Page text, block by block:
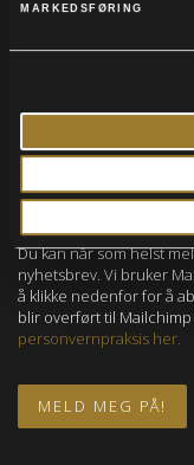
MARKEDSFØRING
ETTERNAVN
Du kan når som helst
nyhetsbrev. Vi bruker
å klikke nedenfor for å
blir overført til
personvernpraksis her.